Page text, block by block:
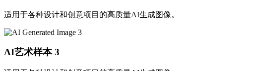
适用于各种设计和创意项目的高质量AI生成图像。
AI艺术样本 3